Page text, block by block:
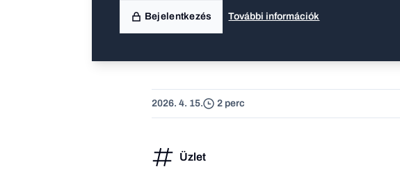
Bejelentkezés További információk
2026. 4. 15. 2 perc
Üzlet